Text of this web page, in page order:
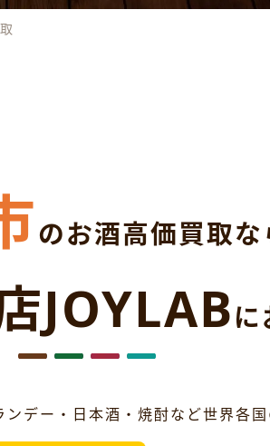
のお酒高価買取な
JOYLABに
デー・日本酒・焼酎など世界各国